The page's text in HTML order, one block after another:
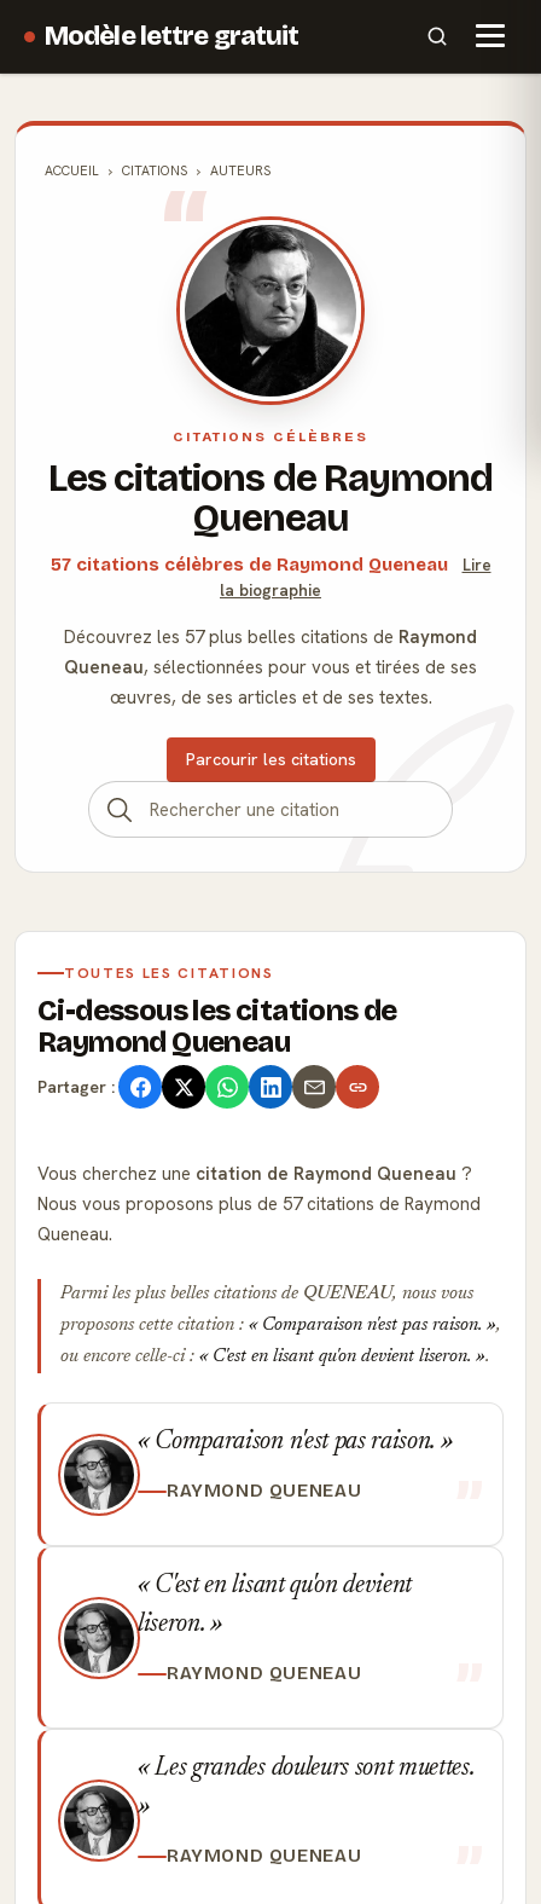
Modèle lettre gratuit
ACCUEIL CITATIONS AUTEURS
CITATIONS CÉLÈBRES
Les citations de Raymond
Queneau
57 citations célèbres de Raymond Queneau
Lire
la biographie
Découvrez les 57 plus belles citations de Raymond
Queneau, sélectionnées pour vous et tirées de ses
œuvres, de ses articles et de ses textes.
Parcourir les citations
TOUTES LES CITATIONS
Ci-dessous les citations de
Raymond Queneau
Partager :
Vous cherchez une citation de Raymond Queneau ?
Nous vous proposons plus de 57 citations de Raymond
Queneau.
Parmi les plus belles citations de QUENEAU, nous vous
proposons cette citation :
Comparaison n'est pas raison.
,
ou encore celle-ci :
C'est en lisant qu'on devient liseron. .
Comparaison n'est pas raison.
RAYMOND QUENEAU
C'est en lisant qu'on devient
liseron.
RAYMOND QUENEAU
Les grandes douleurs sont muettes.
RAYMOND QUENEAU